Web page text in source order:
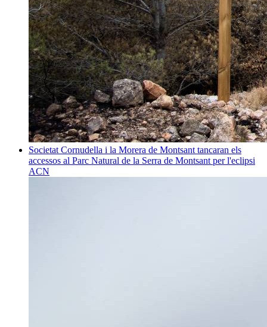
Societat Cornudella i la Morera de Montsant tancaran els
accessos al Parc Natural de la Serra de Montsant per l'eclipsi
ACN